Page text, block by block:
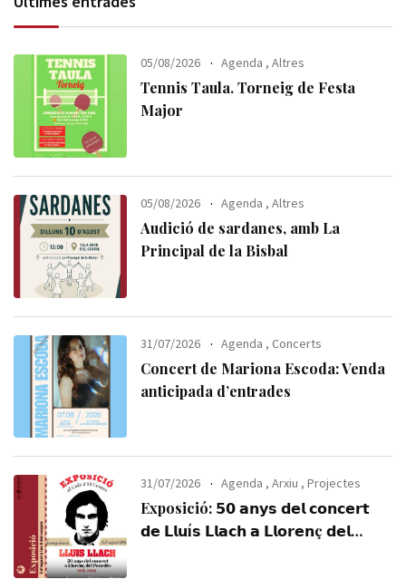
05/08/2026 Agenda ,Altres
Tennis Taula. Torneig de Festa
Major
05/08/2026 Agenda ,Altres
Audició de sardanes, amb La
Principal de la Bisbal
31/07/2026 Agenda , Concerts
Concert de Mariona Escoda: Venda
anticipada d’entrades
31/07/2026 Agenda ,Arxiu ,Projectes
Exposició: 𝟱𝟬 𝗮𝗻𝘆𝘀 𝗱𝗲𝗹 𝗰𝗼𝗻𝗰𝗲𝗿𝘁
𝗱𝗲 𝗟𝗹𝘂í𝘀 𝗟𝗹𝗮𝗰𝗵 𝗮 𝗟𝗹𝗼𝗿𝗲𝗻ç 𝗱𝗲𝗹